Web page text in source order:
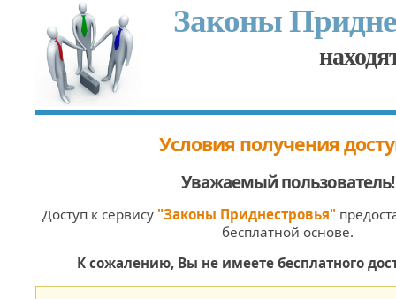
Законы
Условия получения
Уважаемый пользователь!
Доступ к сервису "Законы Приднестровья"
бесплатной основе.
К сожалению, Вы не имеете бесплатного